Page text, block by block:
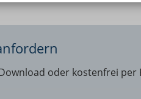
oder kostenfrei per